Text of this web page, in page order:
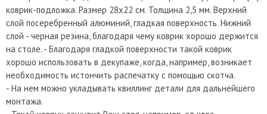
коврик-подложка. Размер 28х22 см. Толщина 2,5 мм. Верхний
слой посеребренный алюминий, гладкая поверхность. Нижний
слой - черная резина, благодаря чему коврик хорошо держится
на столе. - Благодаря гладкой поверхности такой коврик
хорошо использовать в декупаже, когда, например, возникает
необходимость истончить распечатку с помощью скотча.
- На нем можно укладывать квиллинг детали для дальнейшего
монтажа.